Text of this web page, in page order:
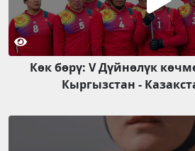
Көк бөрү: V Дүйнөлүк
Кыргызстан -